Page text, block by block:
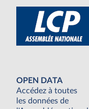
OPEN DATA
Accédez à toutes
les données de